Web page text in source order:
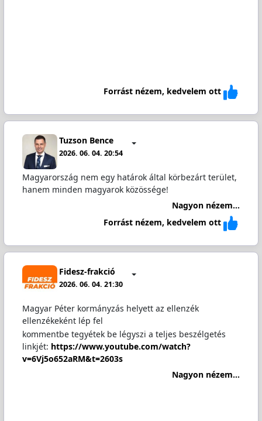
Forrást nézem, kedvelem ott
Tuzson Bence
2026. 06. 04. 20:54
Magyarország nem egy határok által körbezárt terület,
hanem minden magyarok közössége!
Nagyon nézem...
Forrást nézem, kedvelem ott
Fidesz-frakció
2026. 06. 04. 21:30
Magyar Péter kormányzás helyett az ellenzék
ellenzékeként lép fel
kommentbe tegyétek be légyszi a teljes beszélgetés
linkjét: https://www.youtube.com/watch?
v=6Vj5o652aRM&t=2603s
Nagyon nézem...